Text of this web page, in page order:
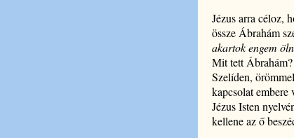
Jézus arra céloz,
össze Ábrahám
akartok engem
Mit tett
Szelíden,
kapcsolat embere
Jézus Isten
kellene az ő